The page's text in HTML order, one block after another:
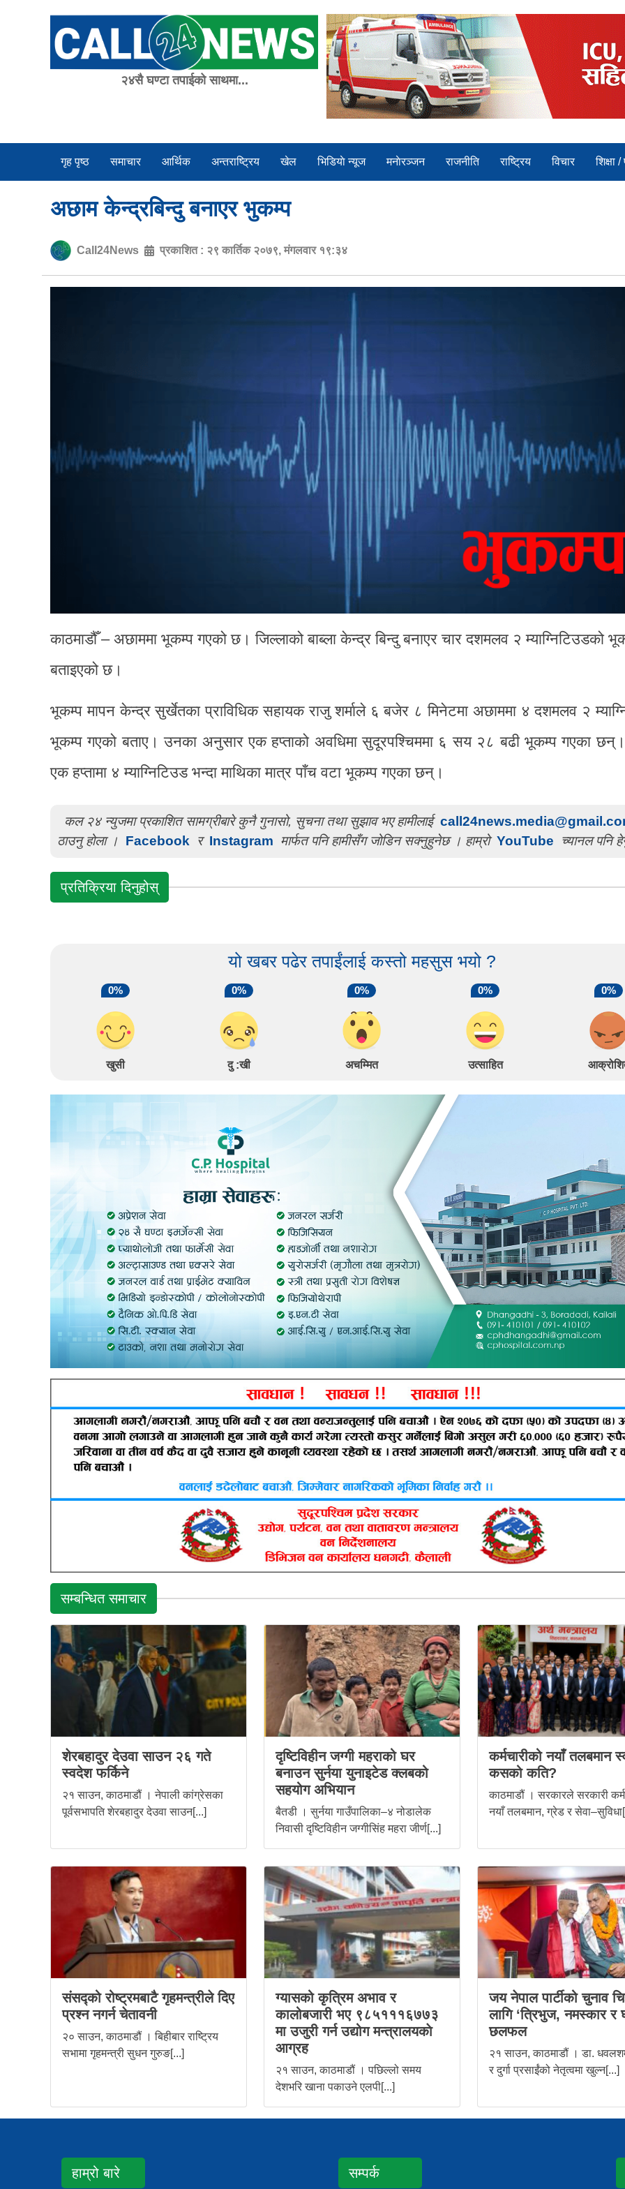
२४सै घण्टा तपाईको साथमा...
गृह पृष्ठ समाचार आर्थिक अन्तराष्ट्रिय खेल भिडियाे न्यूज मनाेरञ्जन राजनीति राष्ट्रिय विचार शिक्षा /
अछाम केन्द्रबिन्दु बनाएर भुकम्प
Call24News प्रकाशित : २९ कार्तिक २०७९, मंगलवार १९:३४
काठमाडौँ – अछाममा भूकम्प गएको छ। जिल्लाको बाब्ला केन्द्र बिन्दु बनाएर चार दशमलव २ म्याग्निटिउडको
बताइएको छ।
भूकम्प मापन केन्द्र सुर्खेतका प्राविधिक सहायक राजु शर्माले ६ बजेर ८ मिनेटमा अछाममा ४ दशमलव २
भूकम्प गएको बताए। उनका अनुसार एक हप्ताको अवधिमा सुदूरपश्चिममा ६ सय २८ बढी भूकम्प गएका
एक हप्तामा ४ म्याग्निटिउड भन्दा माथिका मात्र पाँच वटा भूकम्प गएका छन्।
कल २४ न्युजमा प्रकाशित सामग्रीबारे कुनै गुनासो, सुचना तथा सुझाव भए हामीलाई
ठाउनु होला ।
Facebook र Instagram मार्फत पनि हामीसँग जोडिन सक्नुहुनेछ । हाम्रो YouTube च्यानल पनि
प्रतिक्रिया दिनुहोस्
यो खबर पढेर तपाईंलाई कस्तो महसुस भयो ?
0%
खुसी
0%
दु :खी
0%
अचम्मित
0%
उत्साहित
0%
सम्बन्धित समाचार
शेरबहादुर देउवा साउन २६ गते
स्वदेश फर्किने
२१ साउन, काठमाडौं । नेपाली कांग्रेसका
पूर्वसभापति शेरबहादुर देउवा साउन[...]
दृष्टिविहीन जग्गी महराको घर
बनाउन सुर्नया युनाइटेड क्लबको
सहयोग अभियान
बैतडी । सुर्नया गाउँपालिका–४ नोडालेक
निवासी दृष्टिविहीन जग्गीसिंह महरा जीर्ण[...]
कर्मचारीको नयाँ तलबमान
कसको कति?
काठमाडौं । सरकारले सरकारी
नयाँ तलबमान, ग्रेड र
संसद्को रोष्ट्रमबाटै गृहमन्त्रीले दिए
प्रश्न नगर्न चेतावनी
२० साउन, काठमाडौं । बिहीबार राष्ट्रिय
सभामा गृहमन्त्री सुधन गुरुङ[...]
ग्यासको कृत्रिम अभाव र
कालोबजारी भए ९८५१११६७७३
मा उजुरी गर्न उद्योग मन्त्रालयकाे
आग्रह
२१ साउन, काठमाडौं । पछिल्लो समय
देशभरि खाना पकाउने एलपी[...]
जय नेपाल पार्टीको चुनाव
लागि ‘त्रिभुज, नमस्कार र
छलफल
२१ साउन, काठमाडौं । डा.
र दुर्गा प्रसाईंको नेतृत्वमा खुल्न[...]
हाम्रो बारे सम्पर्क